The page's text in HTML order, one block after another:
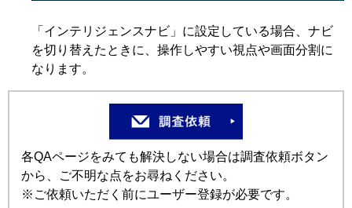
「インテリジェンスナビ」に設定している場合、ナビ
を切り替えたときに、操作しやすい視点や画面分割に
なります。
各QAページをみても解決しない場合は調査依頼ボタン
から、ご不明な点をお尋ねください。
※ご依頼いただく前にユーザー登録が必要です。